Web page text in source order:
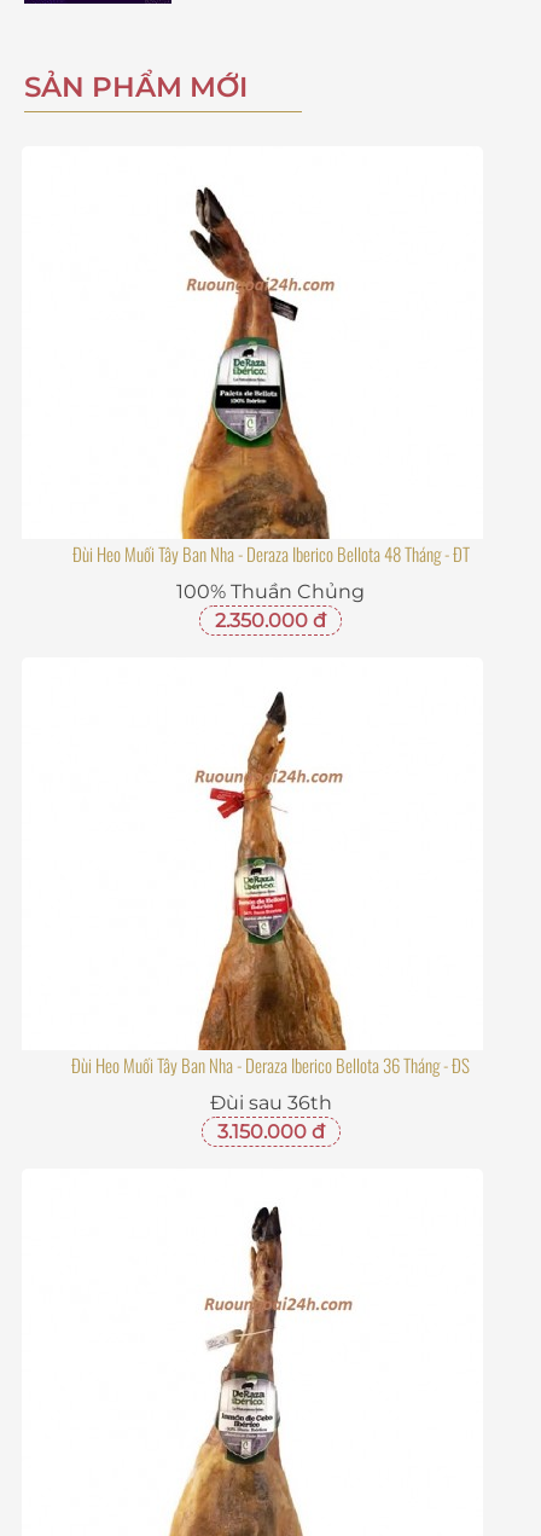
SẢN PHẨM MỚI
Đùi Heo Muối Tây Ban Nha - Deraza Iberico Bellota 48 Tháng - ĐT
100% Thuần Chủng
2.350.000 đ
Đùi Heo Muối Tây Ban Nha - Deraza Iberico Bellota 36 Tháng - ĐS
Đùi sau 36th
3.150.000 đ